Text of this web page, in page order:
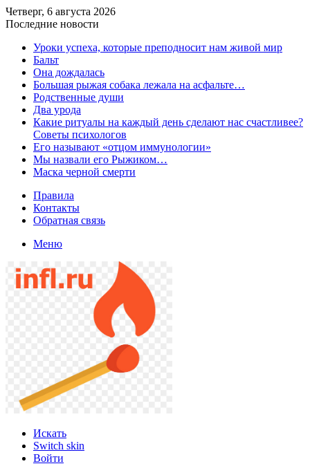
Четверг, 6 августа 2026
Последние новости
​Уроки успеха, которые преподносит нам живой мир
Бальт
Она дождалась
Большая рыжая собака лежала на асфальте…
Родственные души
Два урода
Какие ритуалы на каждый день сделают нас счастливее?
Советы психологов
Его называют «отцом иммунологии»
Мы назвали его Рыжиком…
Маска черной смерти
Правила
Контакты
Обратная связь
Меню
Искать
Switch skin
Войти